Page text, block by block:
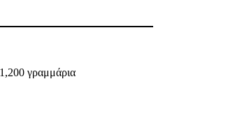
γραμμάρια